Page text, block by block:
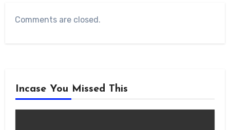
Comments are closed.
Incase You Missed This